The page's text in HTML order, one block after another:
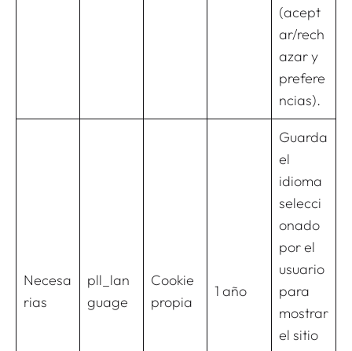
(acept
ar/rech
azar y
prefere
ncias).
Necesa
rias
pll_lan
guage
Cookie
propia
1 año
Guarda
el
idioma
selecci
onado
por el
usuario
para
mostrar
el sitio